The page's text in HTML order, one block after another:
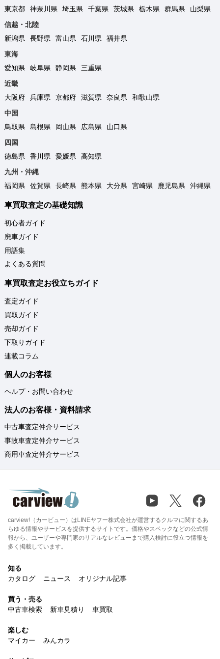
東京都
神奈川県 埼玉県 千葉県 茨城県 栃木県 群馬県
山梨県
信越・北陸
新潟県
長野県 富山県 石川県
福井県
東海
愛知県
岐阜県 静岡県
三重県
近畿
大阪府
兵庫県 京都府 滋賀県 奈良県
和歌山県
中国
鳥取県
島根県 岡山県 広島県
山口県
四国
徳島県
香川県 愛媛県
高知県
九州・沖縄
福岡県
佐賀県 長崎県 熊本県 大分県 宮崎県 鹿児島県 沖縄県
車買取査定の基礎知識
初心者ガイド
廃車ガイド
用語集
よくある質問
車買取査定お役立ちガイド
査定ガイド
買取ガイド
売却ガイド
下取りガイド
連載コラム
個人のお客様
ヘルプ・お問い合わせ
法人のお客様・資料請求
中古車査定仲介サービス
事故車査定仲介サービス
商用車査定仲介サービス
carview!（カービュー）はLINEヤフー株式会社が運営するクルマに関するあ
らゆる情報やサービスを提供するサイトです。価格やスペックなどの公式情
報から、ユーザーや専門家のリアルなレビューまで購入検討に役立つ情報を
多く掲載しています。
知る
カタログ
ニュース オリジナル記事
買う・売る
中古車検索
新車見積り 車買取
楽しむ
マイカー
みんカラ